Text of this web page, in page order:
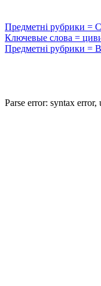
Предметні рубрики =
Ключевые слова =
Предметні рубрики =
Parse error: syntax